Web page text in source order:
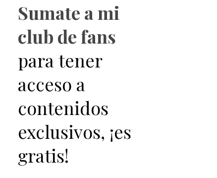
Sumate a mi
club de fans
para tener
acceso a
contenidos
exclusivos, ¡es
gratis!